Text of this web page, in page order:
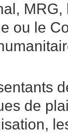
MRG,
ou le
de